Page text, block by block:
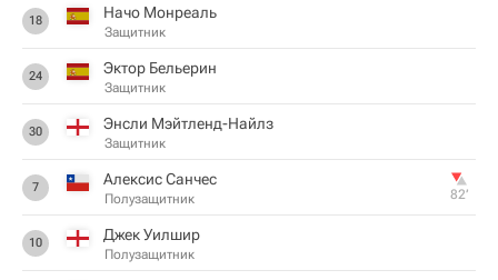
18 Начо Монреаль
Защитник
24 Эктор Бельерин
Защитник
30 Энсли Мэйтленд-Найлз
Защитник
7 Алексис Санчес
Полузащитник 82‎’‎
10 Джек Уилшир
Полузащитник